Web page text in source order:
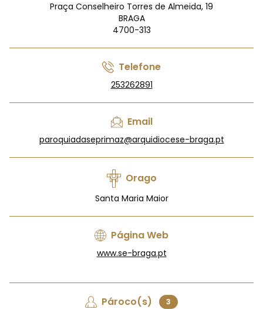
Praça Conselheiro Torres de Almeida, 19
BRAGA
4700-313
Telefone
253262891
Email
paroquiadaseprimaz@arquidiocese-braga.pt
Orago
Santa Maria Maior
Página Web
www.se-braga.pt
Pároco(s) 3